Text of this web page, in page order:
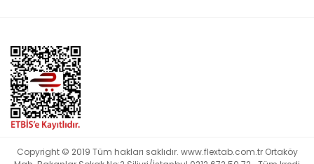
Copyright © 2019 Tüm hakları saklıdır. www.flextab.com.tr Ortaköy